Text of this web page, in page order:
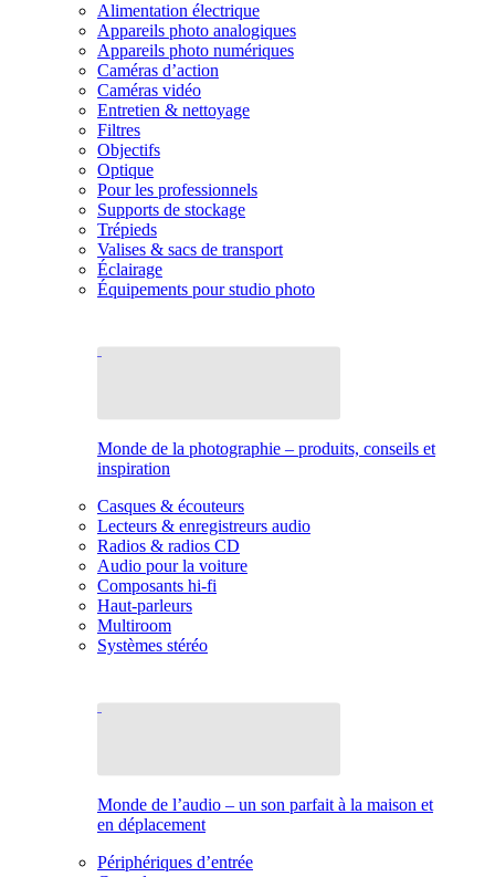
Alimentation électrique
Appareils photo analogiques
Appareils photo numériques
Caméras d’action
Caméras vidéo
Entretien & nettoyage
Filtres
Objectifs
Optique
Pour les professionnels
Supports de stockage
Trépieds
Valises & sacs de transport
Éclairage
Équipements pour studio photo
Monde de la photographie – produits, conseils et
inspiration
Casques & écouteurs
Lecteurs & enregistreurs audio
Radios & radios CD
Audio pour la voiture
Composants hi-fi
Haut-parleurs
Multiroom
Systèmes stéréo
Monde de l’audio – un son parfait à la maison et
en déplacement
Périphériques d’entrée